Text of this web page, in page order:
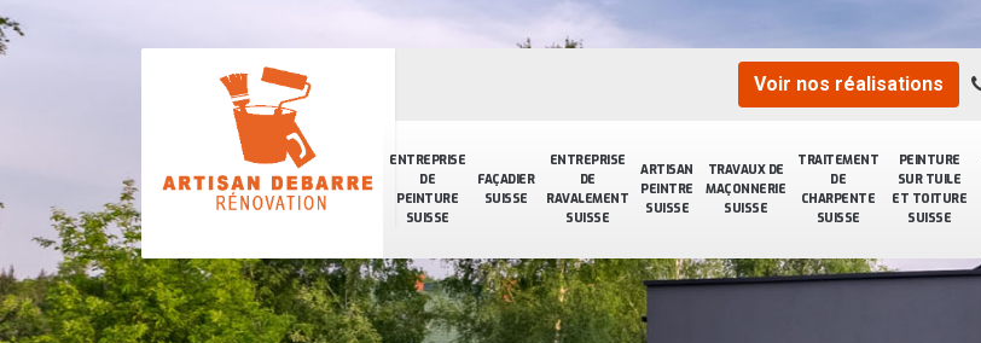
ENTREPRISE
DE
PEINTURE
SUISSE
FAÇADIER
SUISSE
ENTREPRISE
DE
RAVALEMENT
SUISSE
ARTISAN
PEINTRE
SUISSE
TRAVAUX DE
MAÇONNERIE
SUISSE
TRAITEMENT
DE
CHARPENTE
SUISSE
PEINTURE
SUR TUILE
ET TOITURE
SUISSE
Voir nos réalisations